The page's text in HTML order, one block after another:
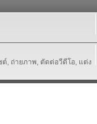
, ถ่ายภาพ, ตัดต่อวีดีโอ, แต่ง